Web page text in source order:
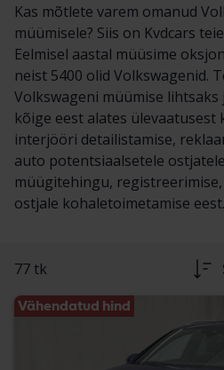
Kas mõtlete varem omanud
müümisele? Siis on Kvdcars
Eelmisel aastal müüsime
neist 5400 olid Volkswagenid.
Volkswageni müümise
kõige eest alates ülevaatusest
interjööri detailistamise,
auto potentsiaalsetele
müügitehingu,
ostjale kohaletoimetamise eest.
77 tk
Vähendatud hind